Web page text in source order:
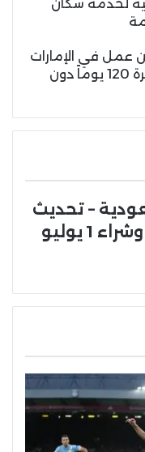
لخدمة سكان
عمل في الإمارات
2025.. إقامة حرة 120 يوماً دون
– تحديث
لحظي لأسعار الذهب بيع وشراء 1 يوليو